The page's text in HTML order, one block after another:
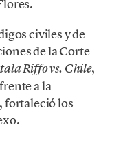
civiles y de
de la Corte
Riffo vs. Chile,
a la
fortaleció los